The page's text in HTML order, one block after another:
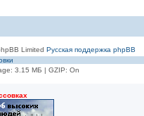
Limited Русская поддержка phpBB
3.15 МБ | GZIP: On